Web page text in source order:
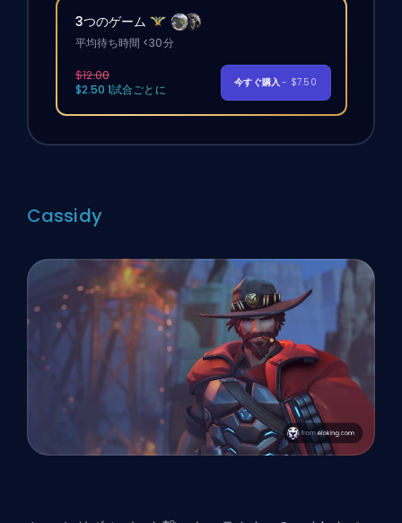
3つのゲーム
平均待ち時間 <30分
$12.00
$2.50 1試合ごとに
今すぐ購入- $7.50
Cassidy